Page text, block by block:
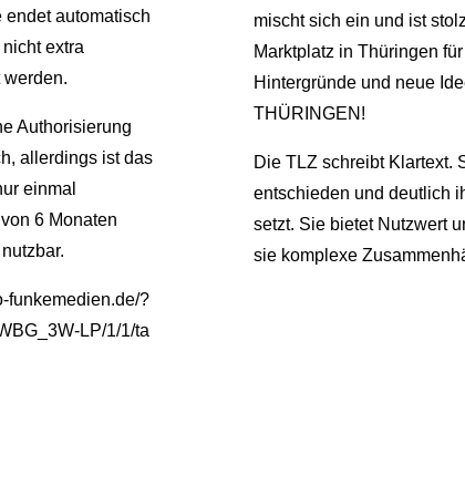
endet automatisch
extra
Authorisierung
allerdings ist das
einmal
6 Monaten
funkemedien.de/?
LP/1/1/ta
mischt sich ein und ist
Marktplatz in Thüringen
Hintergründe und neue
THÜRINGEN!
Die TLZ schreibt Klartext.
entschieden und deutlich
setzt. Sie bietet Nutzwert
sie komplexe